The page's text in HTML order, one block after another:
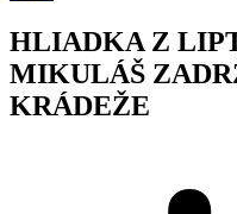
HLIADKA Z
MIKULÁŠ
KRÁDEŽE